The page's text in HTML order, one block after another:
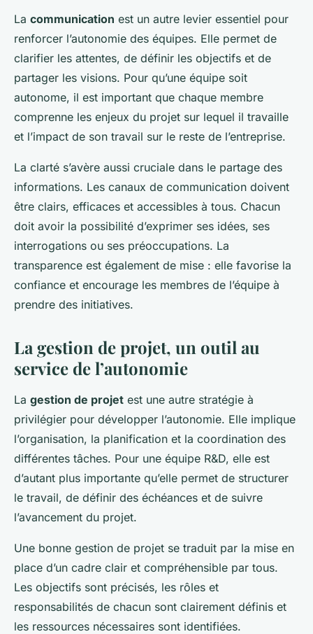
La communication est un autre levier essentiel pour
renforcer l’autonomie des équipes. Elle permet de
clarifier les attentes, de définir les objectifs et de
partager les visions. Pour qu’une équipe soit
autonome, il est important que chaque membre
comprenne les enjeux du projet sur lequel il travaille
et l’impact de son travail sur le reste de l’entreprise.
La clarté s’avère aussi cruciale dans le partage des
informations. Les canaux de communication doivent
être clairs, efficaces et accessibles à tous. Chacun
doit avoir la possibilité d’exprimer ses idées, ses
interrogations ou ses préoccupations. La
transparence est également de mise : elle favorise la
confiance et encourage les membres de l’équipe à
prendre des initiatives.
La gestion de projet, un outil au
service de l’autonomie
La gestion de projet est une autre stratégie à
privilégier pour développer l’autonomie. Elle implique
l’organisation, la planification et la coordination des
différentes tâches. Pour une équipe R&D, elle est
d’autant plus importante qu’elle permet de structurer
le travail, de définir des échéances et de suivre
l’avancement du projet.
Une bonne gestion de projet se traduit par la mise en
place d’un cadre clair et compréhensible par tous.
Les objectifs sont précisés, les rôles et
responsabilités de chacun sont clairement définis et
les ressources nécessaires sont identifiées.